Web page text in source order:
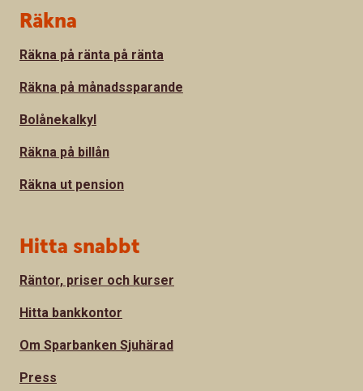
Sidfot
Räkna
Räkna på ränta på ränta
Räkna på månadssparande
Bolånekalkyl
Räkna på billån
Räkna ut pension
Hitta snabbt
Räntor, priser och kurser
Hitta bankkontor
Om Sparbanken Sjuhärad
Press